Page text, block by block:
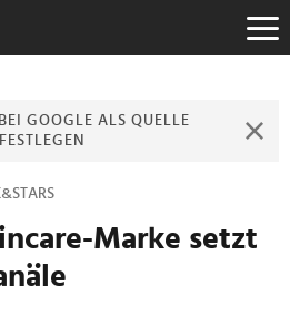
GOOGLE ALS QUELLE
FESTLEGEN
Marke setzt